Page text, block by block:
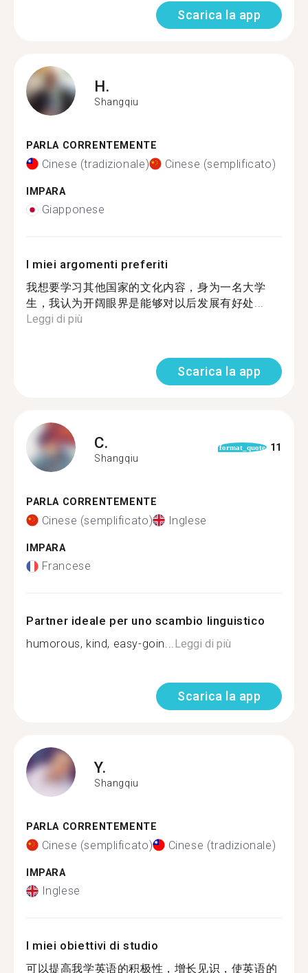
Scarica la app
H.
Shangqiu
PARLA CORRENTEMENTE
Cinese (tradizionale) Cinese (semplificato)
IMPARA
Giapponese
I miei argomenti preferiti
我想要学习其他国家的文化内容，身为一名大学
生，我认为开阔眼界是能够对以后发展有好处...
Leggi di più
Scarica la app
C.
Shangqiu
format_quote 11
PARLA CORRENTEMENTE
Cinese (semplificato) Inglese
IMPARA
Francese
Partner ideale per uno scambio linguistico
humorous, kind, easy-goin...Leggi di più
Scarica la app
Y.
Shangqiu
PARLA CORRENTEMENTE
Cinese (semplificato) Cinese (tradizionale)
IMPARA
Inglese
I miei obiettivi di studio
可以提高我学英语的积极性，增长见识，使英语的